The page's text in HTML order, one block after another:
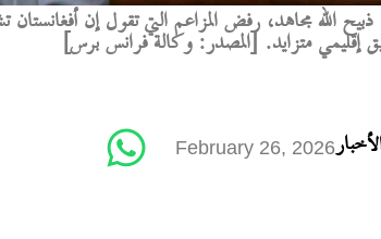
الله مجاهد، رفض المزاعم التي تقول إن
إقليمي متزايد. [المصدر: وكالة فرانس برس]
February 26, 2026